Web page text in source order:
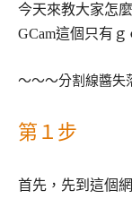
今天來教大家怎
GCam這個只有
～～～分割線醬失
第１步
首先，先到這個